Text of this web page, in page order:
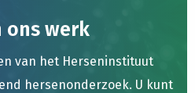
ons werk
van het Herseninstituut
hersenonderzoek. U kunt